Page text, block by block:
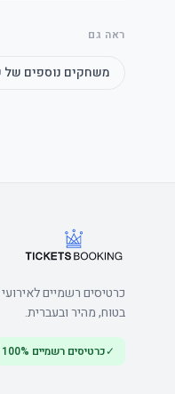
ראה גם
משחקים נוספים של
כרטיסים רשמיים
בטוח, מהיר ובעברית.
✓כרטיסים רשמיים 100%